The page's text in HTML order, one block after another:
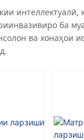
интеллектуалӣ,
ба
ва хонаҳои